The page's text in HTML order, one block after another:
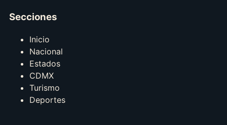
Secciones
Inicio
Nacional
Estados
CDMX
Turismo
Deportes